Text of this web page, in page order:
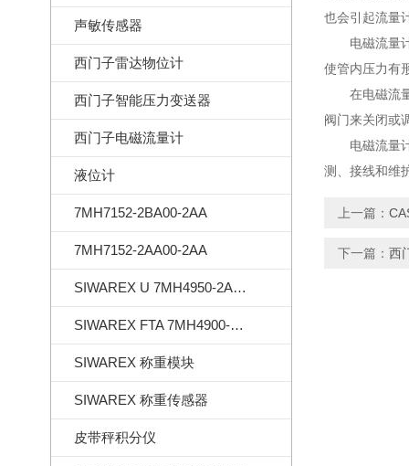
声敏传感器
西门子雷达物位计
西门子智能压力变送器
西门子电磁流量计
液位计
7MH7152-2BA00-2AA
7MH7152-2AA00-2AA
SIWAREX U 7MH4950-2AA01
SIWAREX FTA 7MH4900-2AA01
SIWAREX 称重模块
SIWAREX 称重传感器
皮带秤积分仪
也会引起流量
电磁流量计
使管内压力有
在电磁流量
阀门来关闭或
电磁流量计
测、接线和维
上一篇：
下一篇： 西